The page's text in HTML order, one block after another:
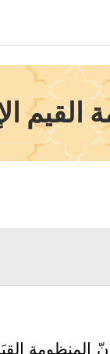
القيم
المنظومة